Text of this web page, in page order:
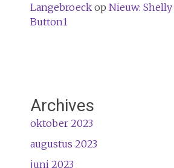
Langebroeckop Nieuw: Shelly
Button1
Archives
oktober 2023
augustus 2023
juni 2023